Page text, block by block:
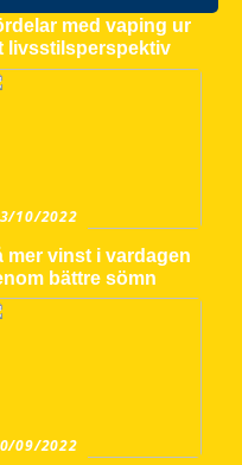
med vaping ur
livsstilsperspektiv
10/2022
mer vinst i vardagen
bättre sömn
09/2022